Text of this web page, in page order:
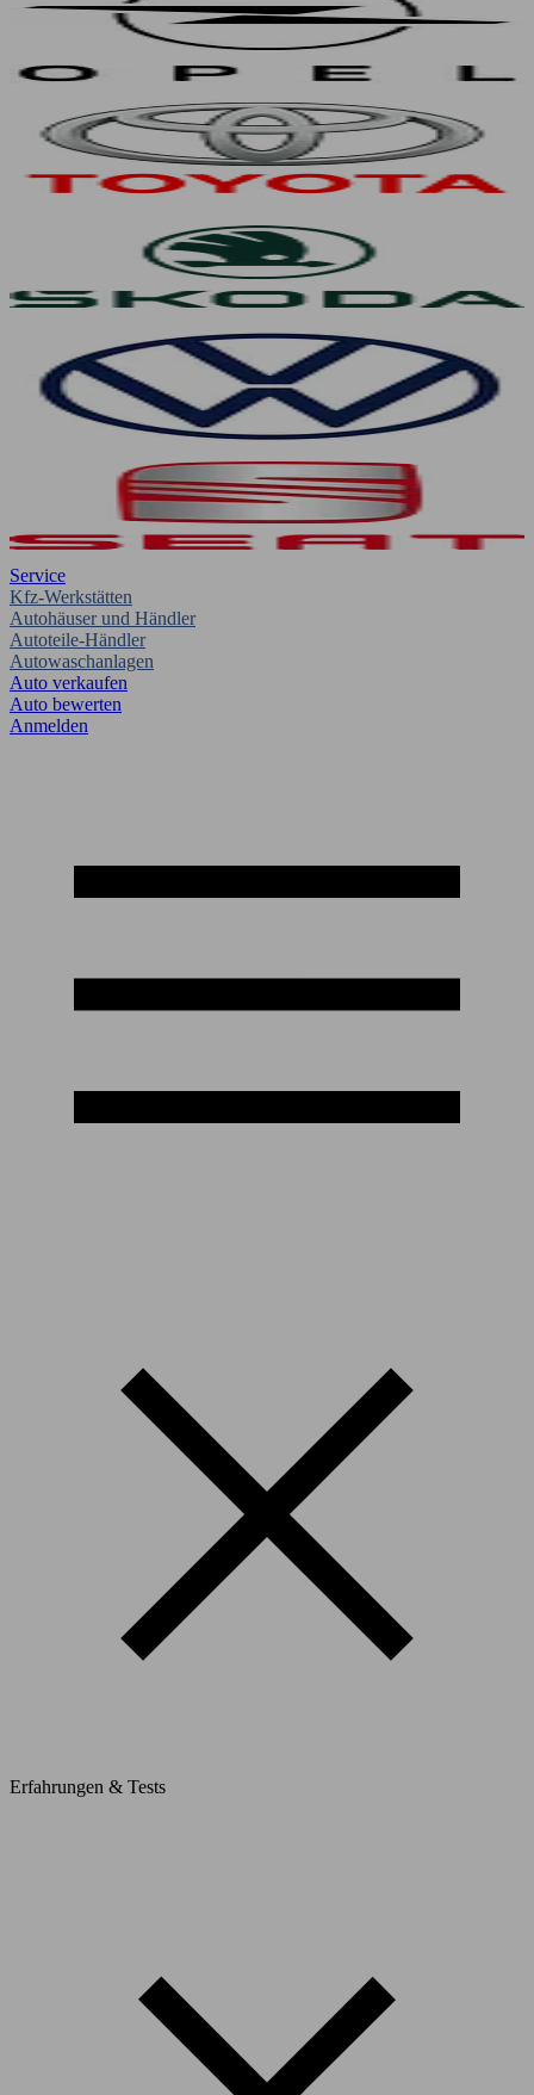
Service
Kfz-Werkstätten
Autohäuser und Händler
Autoteile-Händler
Autowaschanlagen
Auto verkaufen
Auto bewerten
Anmelden
Erfahrungen & Tests